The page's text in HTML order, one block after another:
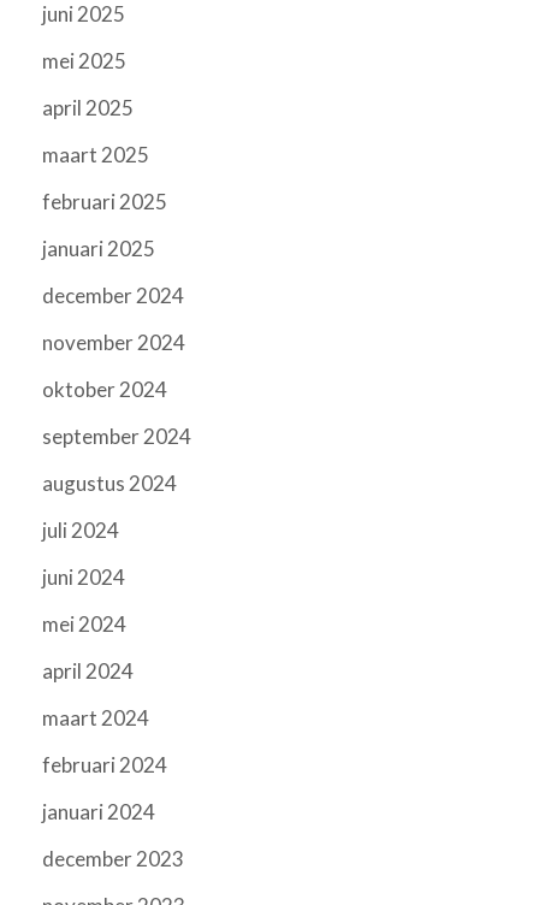
juni 2025
mei 2025
april 2025
maart 2025
februari 2025
januari 2025
december 2024
november 2024
oktober 2024
september 2024
augustus 2024
juli 2024
juni 2024
mei 2024
april 2024
maart 2024
februari 2024
januari 2024
december 2023